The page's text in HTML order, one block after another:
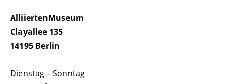
AlliiertenMuseum
Clayallee 135
14195 Berlin
Dienstag – Sonntag